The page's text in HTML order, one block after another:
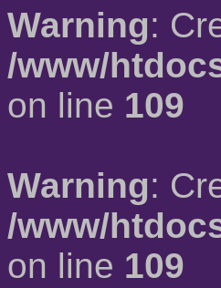
Warning:
/www/
on line 109
Warning:
/www/
on line 109